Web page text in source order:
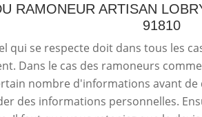
RAMONEUR ARTISAN
91810
qui se respecte doit dans tous les
Dans le cas des ramoneurs
nombre d'informations avant
des informations personnelles.